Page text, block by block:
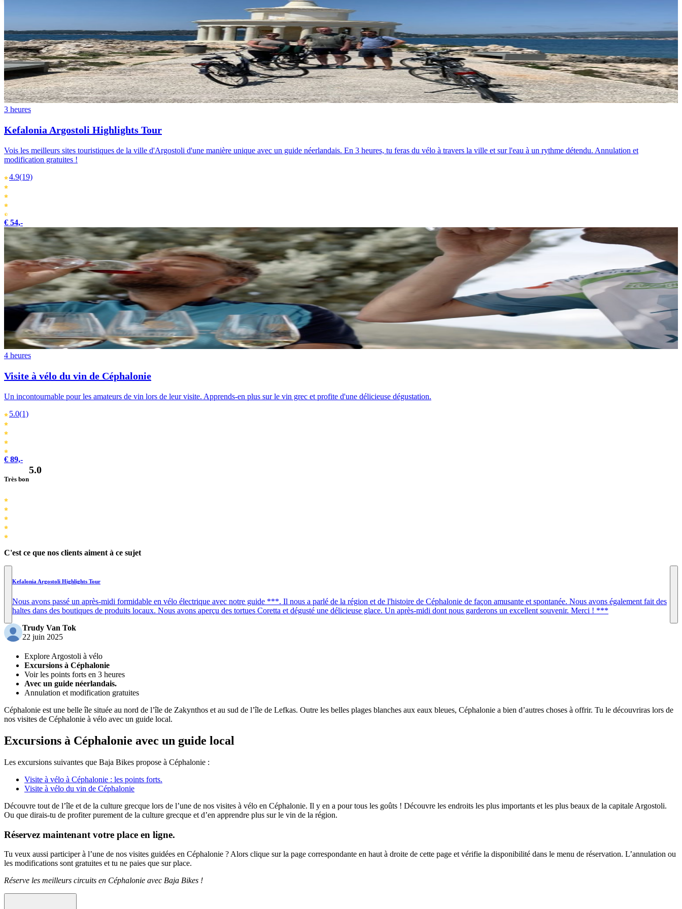
3 heures
Kefalonia Argostoli Highlights Tour
Vois les meilleurs sites touristiques de la ville d'Argostoli d'une manière unique avec un guide néerlandais. En 3 heures, tu feras du vélo à travers la ville et sur l'eau à un rythme détendu. Annulation et
modification gratuites !
4.9(19)
€ 54,-
4 heures
Visite à vélo du vin de Céphalonie
Un incontournable pour les amateurs de vin lors de leur visite. Apprends-en plus sur le vin grec et profite d'une délicieuse dégustation.
5.0(1)
€ 89,-
Très bon
5.0
C'est ce que nos clients aiment à ce sujet
Kefalonia Argostoli Highlights Tour
Nous avons passé un après-midi formidable en vélo électrique avec notre guide ***. Il nous a parlé de la région et de l'histoire de Céphalonie de façon amusante et spontanée. Nous avons également fait des
haltes dans des boutiques de produits locaux. Nous avons aperçu des tortues Coretta et dégusté une délicieuse glace. Un après-midi dont nous garderons un excellent souvenir. Merci ! ***
Trudy Van Tok
22 juin 2025
Explore Argostoli à vélo
Excursions à Céphalonie
Voir les points forts en 3 heures
Avec un guide néerlandais.
Annulation et modification gratuites
Céphalonie est une belle île située au nord de l’île de Zakynthos et au sud de l’île de Lefkas. Outre les belles plages blanches aux eaux bleues, Céphalonie a bien d’autres choses à offrir. Tu le découvriras lors de
nos visites de Céphalonie à vélo avec un guide local.
Excursions à Céphalonie avec un guide local
Les excursions suivantes que Baja Bikes propose à Céphalonie :
Visite à vélo à Céphalonie : les points forts.
Visite à vélo du vin de Céphalonie
Découvre tout de l’île et de la culture grecque lors de l’une de nos visites à vélo en Céphalonie. Il y en a pour tous les goûts ! Découvre les endroits les plus importants et les plus beaux de la capitale Argostoli.
Ou que dirais-tu de profiter purement de la culture grecque et d’en apprendre plus sur le vin de la région.
Réservez maintenant votre place en ligne.
Tu veux aussi participer à l’une de nos visites guidées en Céphalonie ? Alors clique sur la page correspondante en haut à droite de cette page et vérifie la disponibilité dans le menu de réservation. L’annulation ou
les modifications sont gratuites et tu ne paies que sur place.
Réserve les meilleurs circuits en Céphalonie avec Baja Bikes !